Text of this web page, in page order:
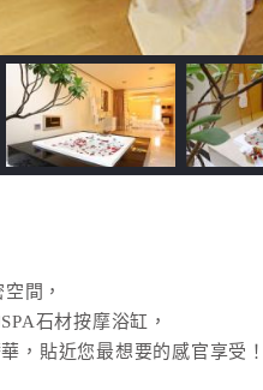
間，
石材按摩浴缸，
，貼近您最想要的感官享受！